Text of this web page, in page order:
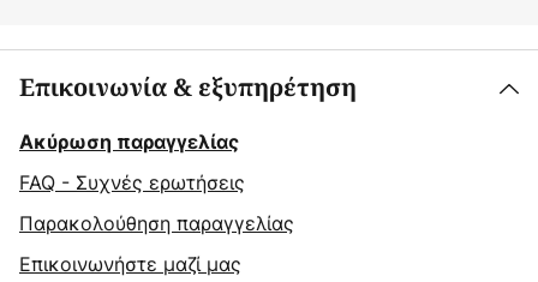
Επικοινωνία & εξυπηρέτηση
Ακύρωση παραγγελίας
FAQ - Συχνές ερωτήσεις
Παρακολούθηση παραγγελίας
Επικοινωνήστε μαζί μας